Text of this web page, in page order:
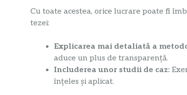
Cu toate acestea, orice lucrare poate fi
tezei:
Explicarea mai detaliată a
aduce un plus de transparență.
Includerea unor studii de caz:
înțeles și aplicat.